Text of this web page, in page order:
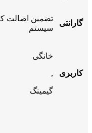
گارانتی
تضمین اصالت
سیستم
کاربری
خانگی
,
گیمینگ